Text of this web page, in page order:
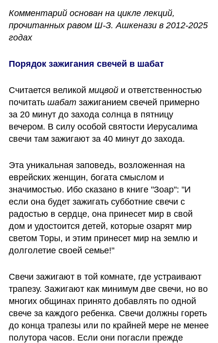
Комментарий основан на цикле лекций,
прочитанных равом Ш-З. Ашкенази в 2012-2025
годах
Порядок зажигания свечей в шабат
Считается великой мицвой и ответственностью
почитать шабат зажиганием свечей примерно
за 20 минут до захода солнца в пятницу
вечером. В силу особой святости Иерусалима
свечи там зажигают за 40 минут до захода.
Эта уникальная заповедь, возложенная на
еврейских женщин, богата смыслом и
значимостью. Ибо сказано в книге "Зоар": "И
если она будет зажигать субботние свечи с
радостью в сердце, она принесет мир в свой
дом и удостоится детей, которые озарят мир
светом Торы, и этим принесет мир на землю и
долголетие своей семье!"
Свечи зажигают в той комнате, где устраивают
трапезу. Зажигают как минимум две свечи, но во
многих общинах принято добавлять по одной
свече за каждого ребенка. Свечи должны гореть
до конца трапезы или по крайней мере не менее
полутора часов. Если они погасли прежде